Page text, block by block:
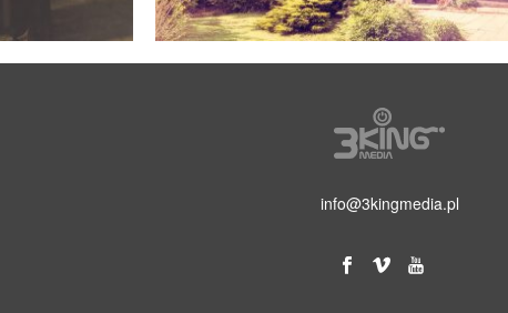
info@3kingmedia.pl